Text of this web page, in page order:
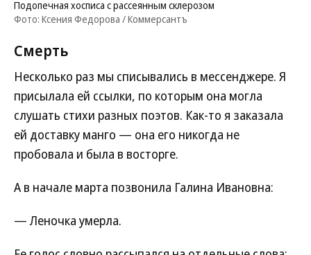
Подопечная хосписа с рассеянным склерозом
Фото: Ксения Федорова / Коммерсантъ
Смерть
Несколько раз мы списывались в мессенджере. Я
присылала ей ссылки, по которым она могла
слушать стихи разных поэтов. Как-то я заказала
ей доставку манго — она его никогда не
пробовала и была в восторге.
А в начале марта позвонила Галина Ивановна:
— Леночка умерла.